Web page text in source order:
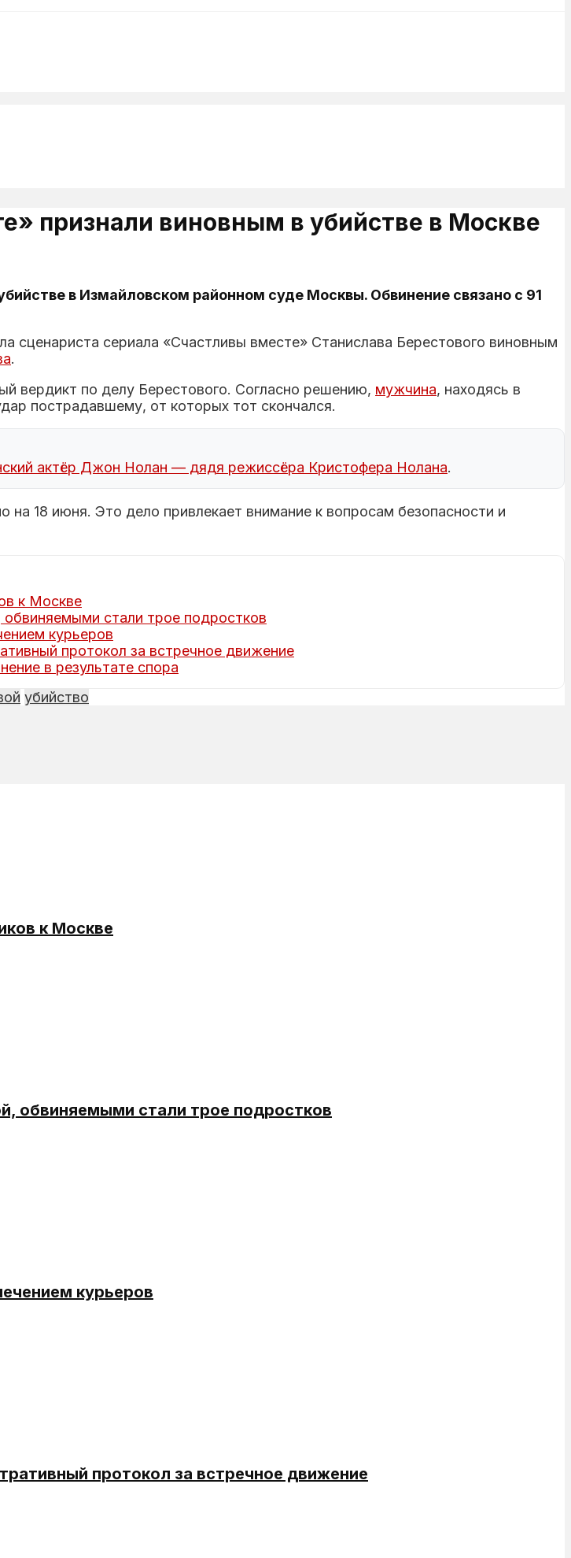
признали виновным в убийстве в Москве
в Измайловском районном суде Москвы. Обвинение связано с 91
сериала «Счастливы вместе» Станислава Берестового виновным
.
вердикт по делу Берестового. Согласно решению, мужчина, находясь в
пострадавшему, от которых тот скончался.
актёр Джон Нолан — дядя режиссёра Кристофера Нолана.
18 июня. Это дело привлекает внимание к вопросам безопасности и
к Москве
стали трое подростков
курьеров
протокол за встречное движение
в результате спора
убийство
к Москве
обвиняемыми стали трое подростков
курьеров
протокол за встречное движение